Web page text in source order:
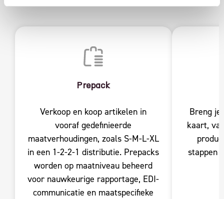
Prepack
Verkoop en koop artikelen in
vooraf gedefinieerde
maatverhoudingen, zoals S-M-L-XL
in een 1-2-2-1 distributie. Prepacks
worden op maatniveau beheerd
voor nauwkeurige rapportage, EDI-
communicatie en maatspecifieke
Breng
kaart,
stappen